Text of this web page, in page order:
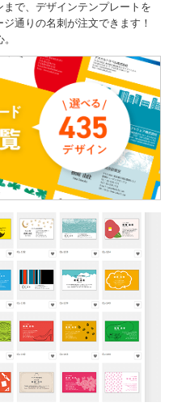
で、デザインテンプレートを
通りの名刺が注文できます！